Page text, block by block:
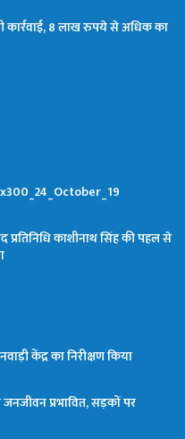
8 लाख रुपये से अधिक का
प्रतिनिधि काशीनाथ सिंह की पहल से
केंद्र का निरीक्षण किया
जनजीवन प्रभावित, सड़कों पर